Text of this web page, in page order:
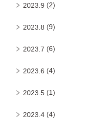
2023.9 (2)
2023.8 (9)
2023.7 (6)
2023.6 (4)
2023.5 (1)
2023.4 (4)